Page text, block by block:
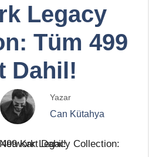
Legacy
Tüm 499
Dahil!
Yazar
Can Kütahya